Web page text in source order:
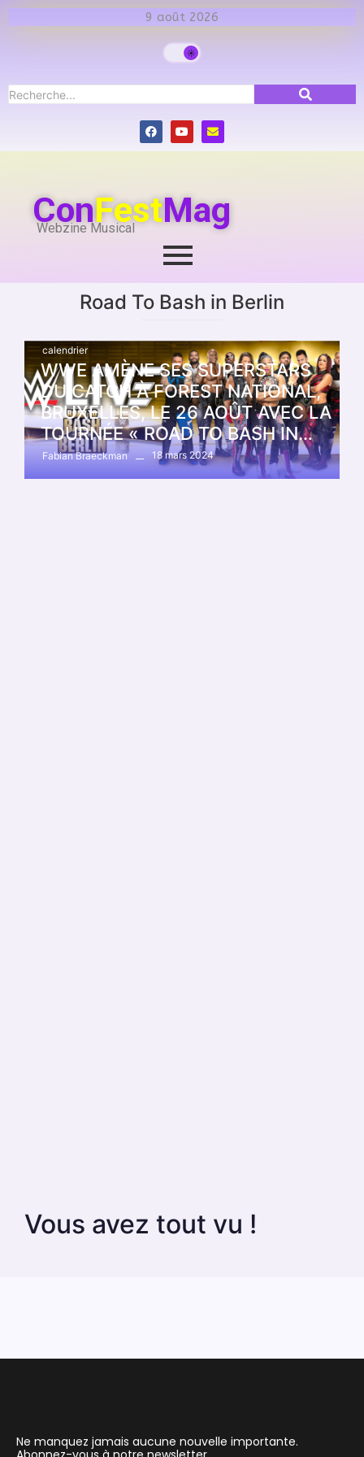
9 août 2026
ConFestMag
Webzine Musical
Road To Bash in Berlin
calendrier
WWE AMÈNE SES SUPERSTARS
DU CATCH À FOREST NATIONAL,
BRUXELLES, LE 26 AOÛT AVEC LA
TOURNÉE « ROAD TO BASH IN…
Fabian Braeckman 18 mars 2024
Vous avez tout vu !
Ne manquez jamais aucune nouvelle importante.